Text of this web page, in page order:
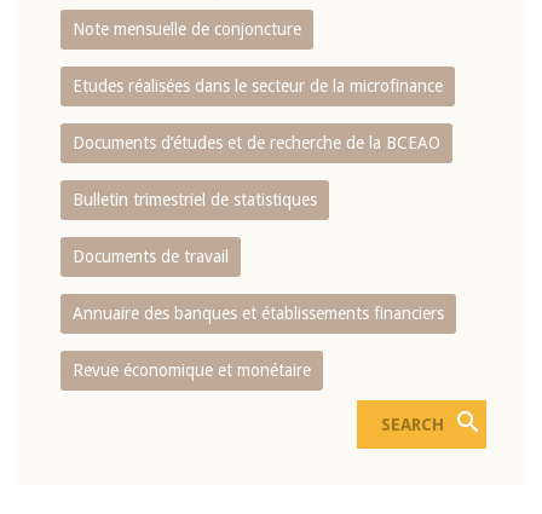
Note mensuelle de conjoncture
Etudes réalisées dans le secteur de la microfinance
Documents d’études et de recherche de la BCEAO
Bulletin trimestriel de statistiques
Documents de travail
Annuaire des banques et établissements financiers
Revue économique et monétaire